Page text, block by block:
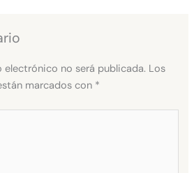
electrónico no será publicada. Los
marcados con *